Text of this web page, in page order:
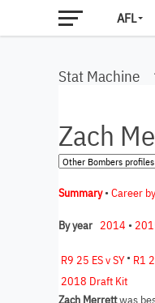
AFL
Stat Machine